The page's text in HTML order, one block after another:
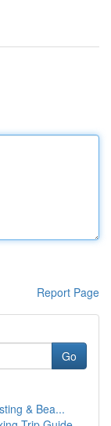
Report Page
Go
& Bea...